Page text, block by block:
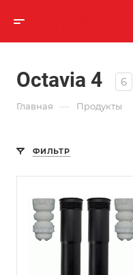
Octavia 4 6
Главная — Продукты
ФИЛЬТР